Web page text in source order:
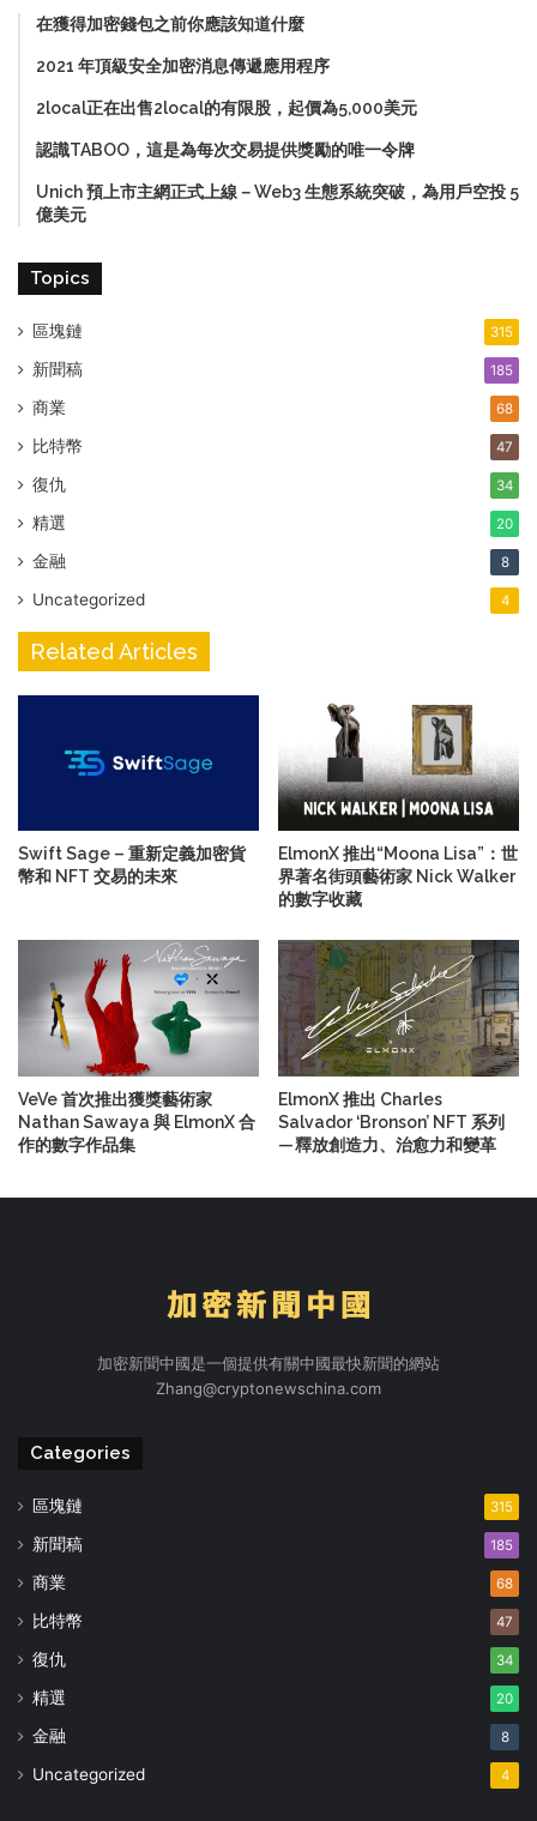
在獲得加密錢包之前你應該知道什麼
2021 年頂級安全加密消息傳遞應用程序
2local正在出售2local的有限股，起價為5,000美元
認識TABOO，這是為每次交易提供獎勵的唯一令牌
Unich 預上市主網正式上線－Web3 生態系統突破，為用戶空投 5
億美元
Topics
區塊鏈 315
新聞稿 185
商業 68
比特幣 47
復仇 34
精選 20
金融 8
Uncategorized 4
Related Articles
Swift Sage – 重新定義加密貨
幣和 NFT 交易的未來
ElmonX 推出“Moona Lisa”：世
界著名街頭藝術家 Nick Walker
的數字收藏
VeVe 首次推出獲獎藝術家
Nathan Sawaya 與 ElmonX 合
作的數字作品集
ElmonX 推出 Charles
Salvador ‘Bronson’ NFT 系列
— 釋放創造力、治愈力和變革
加密新聞中國是一個提供有關中國最快新聞的網站
Zhang@cryptonewschina.com
Categories
區塊鏈 315
新聞稿 185
商業 68
比特幣 47
復仇 34
精選 20
金融 8
Uncategorized 4